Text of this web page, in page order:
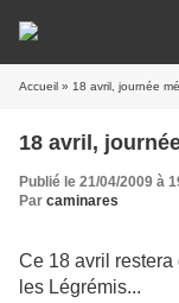
Accueil » 18 avril, journée
18 avril,
Publié le 21/04/2009 à
Par caminares
Ce 18 avril
les Légrémis...